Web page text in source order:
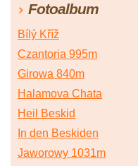
Fotoalbum
Bílý Kříž
Czantoria 995m
Girowa 840m
Halamova Chata
Heil Beskid
In den Beskiden
Jaworowy 1031m